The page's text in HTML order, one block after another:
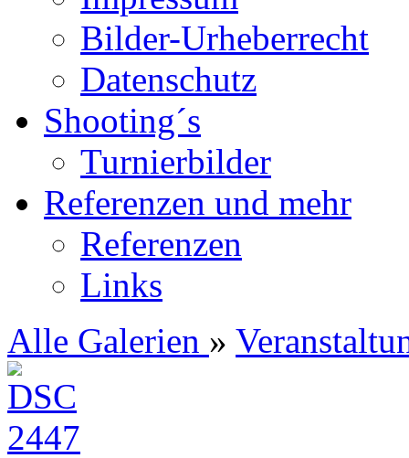
Bilder-Urheberrecht
Datenschutz
Shooting´s
Turnierbilder
Referenzen und mehr
Referenzen
Links
Alle Galerien »